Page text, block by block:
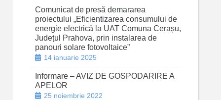
Comunicat de presă demararea
proiectului „Eficientizarea consumului de
energie electrică la UAT Comuna Cerașu,
Județul Prahova, prin instalarea de
panouri solare fotovoltaice”
14 ianuarie 2025
Informare – AVIZ DE GOSPODARIRE A
APELOR
25 noiembrie 2022